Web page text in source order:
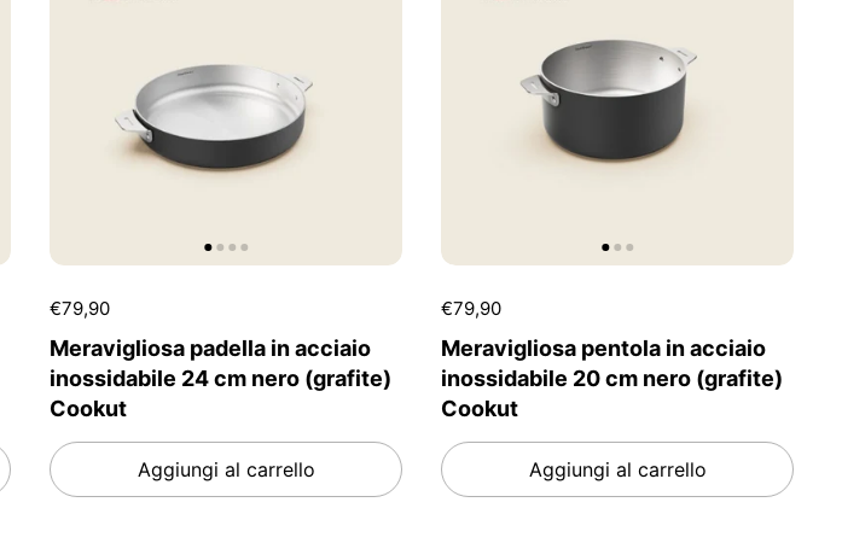
€79,90
Meravigliosa padella in acciaio
inossidabile 24 cm nero (grafite)
Cookut
Aggiungi al carrello
€79,90
Meravigliosa pentola in acciaio
inossidabile 20 cm nero (grafite)
Cookut
Aggiungi al carrello